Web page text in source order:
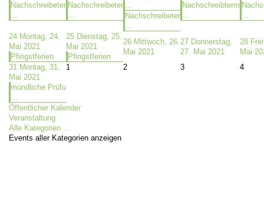
Nachschreibeter
...
Nachschreibeter
...
...
Nachschreibeter
...
Nachschreibterm
...
...
24 Montag, 24.
Mai 2021
Pfingstferien
25 Dienstag, 25.
Mai 2021
Pfingstferien
26 Mittwoch, 26.
Mai 2021
27 Donnerstag,
27. Mai 2021
28
Mai
31 Montag, 31.
Mai 2021
mündliche Prüfu
...
1 2 3 4
Öffentlicher Kalender
Veranstaltung
Alle Kategorien ...
Events aller Kategorien anzeigen